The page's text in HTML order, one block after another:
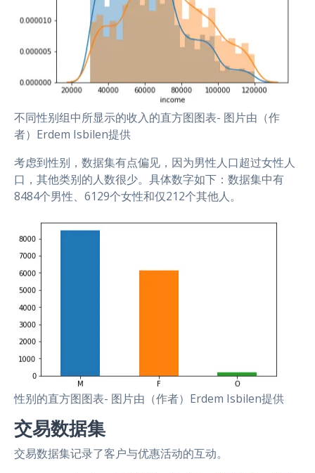
不同性别组中所显示的收入的直方图图表- 图片由（作
者）Erdem Isbilen提供
考虑到性别，数据集有点偏见，因为男性人口超过女性人
口，其他类别的人数很少。具体数字如下：数据集中有
8484个男性、6129个女性和仅212个其他人。
性别的直方图图表- 图片由（作者）Erdem Isbilen提供
交易数据集
交易数据集记录了客户与优惠活动的互动。